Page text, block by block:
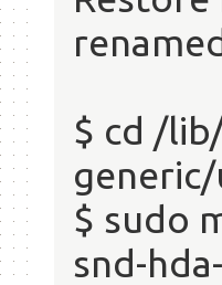
$ cd /
$ sudo
snd-